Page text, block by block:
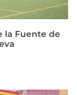
la Fuente de